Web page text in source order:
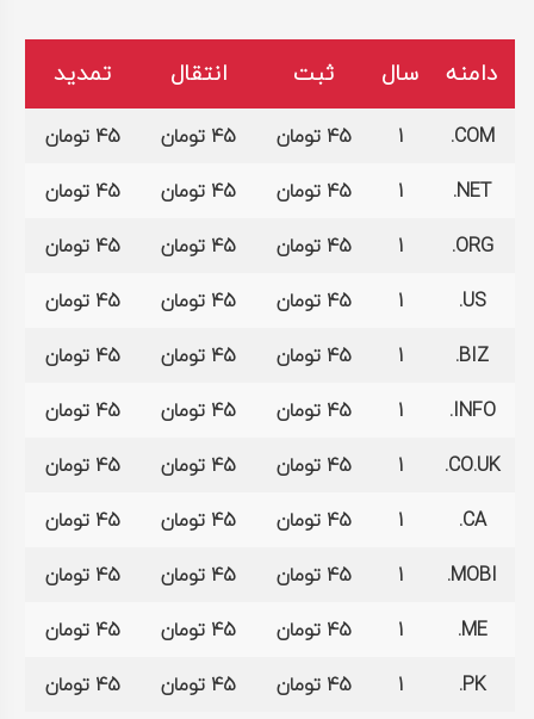
دامنه سال ثبت انتقال تمدید
COM.
1 45 تومان 45 تومان
45 تومان
NET.
1 45 تومان 45 تومان
45 تومان
ORG.
1 45 تومان 45 تومان
45 تومان
US.
1 45 تومان 45 تومان
45 تومان
BIZ.
1 45 تومان 45 تومان
45 تومان
INFO.
1 45 تومان 45 تومان
45 تومان
CO.UK.
1 45 تومان 45 تومان
45 تومان
CA.
1 45 تومان 45 تومان
45 تومان
MOBI.
1 45 تومان 45 تومان
45 تومان
ME.
1 45 تومان 45 تومان
45 تومان
PK.
1 45 تومان 45 تومان 45 تومان